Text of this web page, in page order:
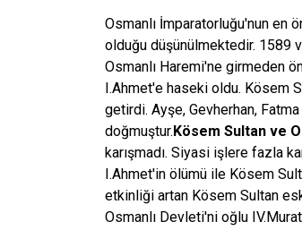
Osmanlı İmparatorluğu'nun en
olduğu düşünülmektedir. 1589
Osmanlı Haremi'ne girmeden
I.Ahmet'e haseki oldu. Kösem
getirdi. Ayşe, Gevherhan,
doğmuştur.Kösem Sultan ve
karışmadı. Siyasi işlere fazla
I.Ahmet'in ölümü ile Kösem
etkinliği artan Kösem Sultan
Osmanlı Devleti'ni oğlu